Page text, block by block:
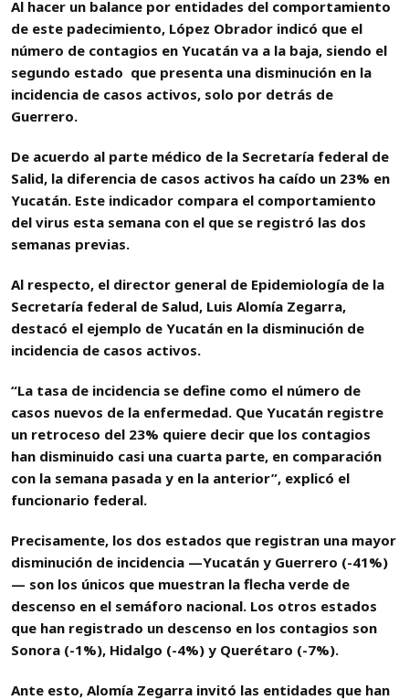
Al hacer un balance por entidades del comportamiento
de este padecimiento, López Obrador indicó que el
número de contagios en Yucatán va a la baja, siendo el
segundo estado que presenta una disminución en la
incidencia de casos activos, solo por detrás de
Guerrero.
De acuerdo al parte médico de la Secretaría federal de
Salid, la diferencia de casos activos ha caído un 23% en
Yucatán. Este indicador compara el comportamiento
del virus esta semana con el que se registró las dos
semanas previas.
Al respecto, el director general de Epidemiología de la
Secretaría federal de Salud, Luis Alomía Zegarra,
destacó el ejemplo de Yucatán en la disminución de
incidencia de casos activos.
“La tasa de incidencia se define como el número de
casos nuevos de la enfermedad. Que Yucatán registre
un retroceso del 23% quiere decir que los contagios
han disminuido casi una cuarta parte, en comparación
con la semana pasada y en la anterior”, explicó el
funcionario federal.
Precisamente, los dos estados que registran una mayor
disminución de incidencia —Yucatán y Guerrero (-41%)
— son los únicos que muestran la flecha verde de
descenso en el semáforo nacional. Los otros estados
que han registrado un descenso en los contagios son
Sonora (-1%), Hidalgo (-4%) y Querétaro (-7%).
Ante esto, Alomía Zegarra invitó las entidades que han